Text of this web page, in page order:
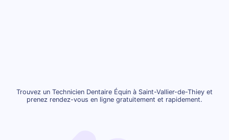
Trouvez un Technicien Dentaire Équin à Saint-Vallier-de-Thiey et
prenez rendez-vous en ligne gratuitement et rapidement.